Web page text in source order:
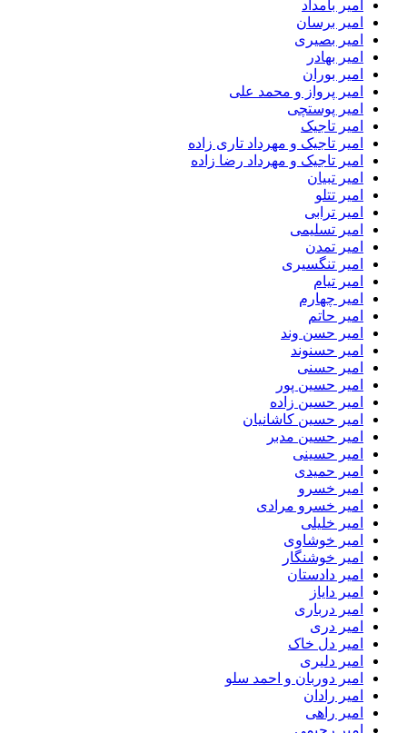
امیر بامداد
امیر برسان
امیر بصیری
امیر بهادر
امیر بوران
امیر پرواز و محمد علی
امیر پوستچی
امیر تاجیک
امیر تاجیک و مهرداد تاری زاده
امیر تاجیک و مهرداد رضا زاده
امیر تبیان
امیر تتلو
امیر ترابی
امیر تسلیمی
امیر تمدن
امیر تنگسیری
امیر تیام
امیر چهارم
امیر حاتم
امیر حسن وند
امیر حسنوند
امیر حسنی
امیر حسین پور
امیر حسین زاده
امیر حسین کاشانیان
امیر حسین مدبر
امیر حسینی
امیر حمیدی
امیر خسرو
امیر خسرو مرادی
امیر خلیلی
امیر خوشاوی
امیر خوشنگار
امیر دادستان
امیر دایاز
امیر درباری
امیر دری
امیر دل خاک
امیر دلیری
امیر دوربان و احمد سلو
امیر رادان
امیر راهی